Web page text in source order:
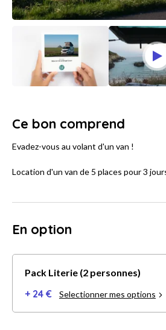
Ce bon comprend
Evadez-vous au volant d'un van !
Location d'un van de 5 places pour 3
En option
Pack Literie (2 personnes)
+ 24 € Selectionner mes options